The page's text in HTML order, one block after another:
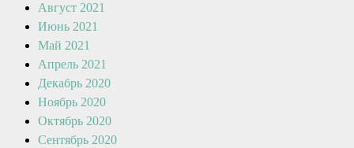
Август 2021
Июнь 2021
Май 2021
Апрель 2021
Декабрь 2020
Ноябрь 2020
Октябрь 2020
Сентябрь 2020